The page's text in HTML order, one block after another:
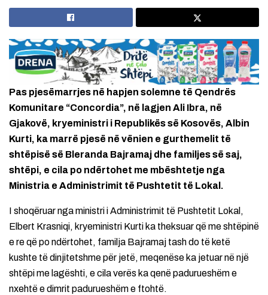
Pas pjesëmarrjes në hapjen solemne të Qendrës
Komunitare “Concordia”, në lagjen Ali Ibra, në
Gjakovë, kryeministri i Republikës së Kosovës, Albin
Kurti, ka marrë pjesë në vënien e gurthemelit të
shtëpisë së Bleranda Bajramaj dhe familjes së saj,
shtëpi, e cila po ndërtohet me mbështetje nga
Ministria e Administrimit të Pushtetit të Lokal.
I shoqëruar nga ministri i Administrimit të Pushtetit Lokal,
Elbert Krasniqi, kryeministri Kurti ka theksuar që me shtëpinë
e re që po ndërtohet, familja Bajramaj tash do të ketë
kushte të dinjitetshme për jetë, meqenëse ka jetuar në një
shtëpi me lagështi, e cila verës ka qenë padurueshëm e
nxehtë e dimrit padurueshëm e ftohtë.